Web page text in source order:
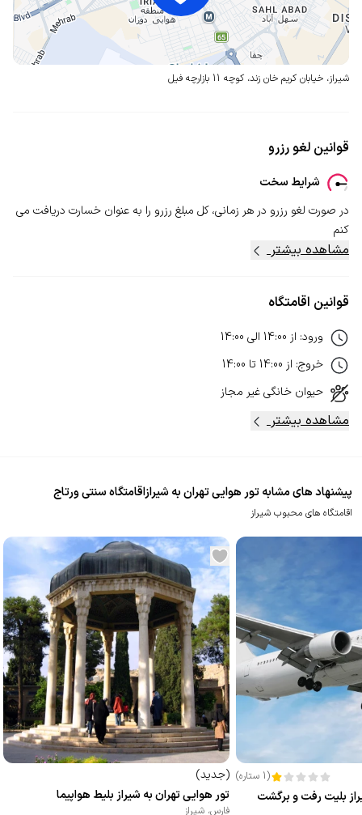
شیراز، خیابان کریم خان زند، کوچه 11 بازارچه فیل
قوانین لغو رزرو
شرایط سخت
در صورت لغو رزرو در هر زمانی، کل مبلغ رزرو را به عنوان خسارت دریافت می
کنم
مشاهده بیشتر
قوانین اقامتگاه
ورود: از 14:00 الی 14:00
خروج: از 14:00 تا 14:00
حیوان خانگیغیر مجاز
مشاهده بیشتر
پیشنهاد های مشابه تور هوایی تهران به شیرازاقامتگاه سنتی ورتاج
اقامتگاه های محبوب شیراز
(
1 ستاره)
بلیت رفت و برگشت
(جدید)
تور هوایی تهران به شیراز بلیط هواپیما
فارس، شیراز